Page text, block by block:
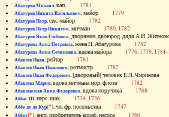
Абатуров Михаил, кап. 1781
Абатуров Никита Васильевич, майор 1779
Абатуров Петр, сек.-майор 1782
Абатуров Петр Никитич, мичман 1780, 1782
Абатуров Яков Глебович, дворянин, двоюрод. дядя А.И.
Абатурова Анна Петровна, жена П. Абатурова 1782
Абатурова Анна Семеновна, вдова майора 1776, 1779,
Абашев Иван, рейтар 1781
Абашев Иван Иванович, ротмистр 1782
Абашев Иван Федорович, [дворовый] человек Е.Л. Чирикова
Абашева Мария, вдова мичмана мор. флота 1782
Абашевская Анна Федоровна, вдова поручика 1768
Аббас III, перс. шах 1734, 1736
Аббе де ла Кур(*), чл. фр. посольства 1747
Аббот(*), англ. изобретатель кораб. насоса 1760